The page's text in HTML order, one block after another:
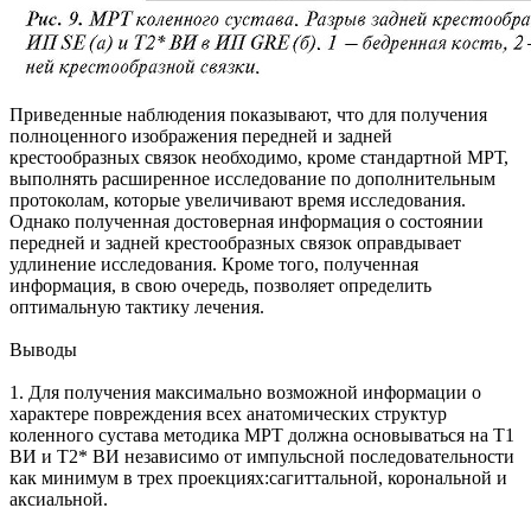
Приведенные наблюдения показывают, что для получения
полноценного изображения передней и задней
крестообразных связок необходимо, кроме стандартной МРТ,
выполнять расширенное исследование по дополнительным
протоколам, которые увеличивают время исследования.
Однако полученная достоверная информация о состоянии
передней и задней крестообразных связок оправдывает
удлинение исследования. Кроме того, полученная
информация, в свою очередь, позволяет определить
оптимальную тактику лечения.
Выводы
1. Для получения максимально возможной информации о
характере повреждения всех анатомических структур
коленного сустава методика МРТ должна основываться на Т1
ВИ и Т2* ВИ независимо от импульсной последовательности
как минимум в трех проекциях:сагиттальной, корональной и
аксиальной.